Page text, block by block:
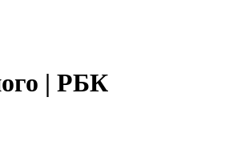
| РБК